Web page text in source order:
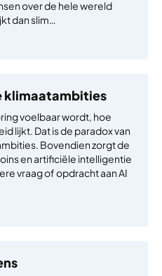
over de hele wereld
dan slim…
klimaatambities
voelbaar wordt, hoe
lijkt. Dat is de paradox van
Bovendien zorgt de
en artificiële intelligentie
vraag of opdracht aan AI